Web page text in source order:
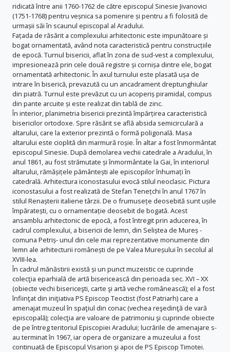
ridicată între anii 1760-1762 de către episcopul Sinesie Jivanovici
(1751-1768) pentru veșnica sa pomenire și pentru a fi folosită de
urmașii săi în scaunul episcopal al Aradului.
Fațada de răsărit a complexului arhitectonic este impunătoare și
bogat ornamentată, având nota caracteristică pentru construcțiile
de epocă. Turnul bisericii, aflat în zona de sud-vest a complexului,
impresionează prin cele două registre și cornișa dintre ele, bogat
ornamentată arhitectonic. În axul turnului este plasată ușa de
intrare în biserică, prevazută cu un ancadrament dreptunghiular
din piatră. Turnul este prevăzut cu un acoperiș piramidal, compus
din pante arcuite și este realizat din tablă de zinc.
În interior, planimetria bisericii prezintă împărțirea caracteristică
bisericilor ortodoxe. Spre răsărit se află absida semicirculară a
altarului, care la exterior prezintă o formă poligonală. Masa
altarului este cioplită din marmură roșie. În altar a fost înmormântat
episcopul Sinesie. După demolarea vechii catedrale a Aradului, în
anul 1861, au fost strămutate și înmormântate la Gai, în interiorul
altarului, rămășițele pământești ale episcopilor înhumați în
catedrală. Arhitectura iconostasului evocă stilul neoclasic. Pictura
iconostasului a fost realizată de Stefan Tenețchi în anul 1767 în
stilul Renașterii italiene târzii. De o frumusețe deosebită sunt ușile
împăratești, cu o ornamentație deosebit de bogată. Acest
ansamblu arhitectonic de epocă, a fost întregit prin aducerea, în
cadrul complexului, a bisericii de lemn, din Seliștea de Mureș -
comuna Petriș- unul din cele mai reprezentative monumente din
lemn ale arhitecturii românești de pe Valea Mureșului în secolul al
XVIII-lea.
În cadrul mănăstirii există și un punct muzeistic ce cuprinde
colecţia eparhială de artă bisericească din perioada sec. XVI – XX
(obiecte vechi bisericeşti, carte şi artă veche românească); el a fost
înfiinţat din iniţiativa PS Episcop Teoctist (fost Patriarh) care a
amenajat muzeul în spaţiul din conac (vechea reşedinţă de vară
episcopală); colecţia are valoare de patrimoniu şi cuprinde obiecte
de pe întreg teritoriul Episcopiei Aradului; lucrările de amenajare s-
au terminat în 1967, iar opera de organizare a muzeului a fost
continuată de Episcopul Visarion şi apoi de PS Episcop Timotei.